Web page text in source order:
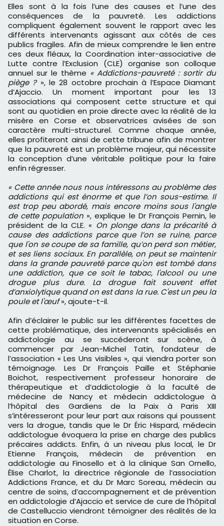
Elles sont à la fois l’une des causes et l’une des
conséquences de la pauvreté. Les addictions
compliquent également souvent le rapport avec les
différents intervenants agissant aux côtés de ces
publics fragiles. Afin de mieux comprendre le lien entre
ces deux fléaux, la Coordination inter-associative de
Lutte contre l’Exclusion (CLE) organise son colloque
annuel sur le thème « Addictions-pauvreté : sortir du
piège ?», le 28 octobre prochain à l’Espace Diamant
d’Ajaccio. Un moment important pour les 13
associations qui composent cette structure et qui
sont au quotidien en proie directe avec la réalité de la
misère en Corse et observatrices avisées de son
caractère multi-structurel. Comme chaque année,
elles profiteront ainsi de cette tribune afin de montrer
que la pauvreté est un problème majeur, qui nécessite
la conception d’une véritable politique pour la faire
enfin régresser.
« Cette année nous nous intéressons au problème des
addictions qui est énorme et que l’on sous-estime. Il
est trop peu abordé, mais encore moins sous l'angle
de cette population », explique le Dr François Pernin, le
président de la CLE. « On plonge dans la précarité à
cause des addictions parce que l’on se ruine, parce
que l'on se coupe de sa famille, qu’on perd son métier,
et ses liens sociaux. En parallèle, on peut se maintenir
dans la grande pauvreté parce qu'on est tombé dans
une addiction, que ce soit le tabac, l'alcool ou une
drogue plus dure. La drogue fait souvent effet
d’anxiolytique quand on est dans la rue. C'est un peu la
poule et l'œuf», ajoute-t-il.
Afin d’éclairer le public sur les différentes facettes de
cette problématique, des intervenants spécialisés en
addictologie au se succéderont sur scène, à
commencer par Jean-Michel Tatin, fondateur de
l’association « Les Uns visibles », qui viendra porter son
témoignage. Les Dr François Paille et Stéphanie
Boichot, respectivement professeur honoraire de
thérapeutique et d’addictologie à la faculté de
médecine de Nancy et médecin addictologue à
l’hôpital des Gardiens de la Paix à Paris XIII
s’intéresseront pour leur part aux raisons qui poussent
vers la drogue, tandis que le Dr Éric Hispard, médecin
addictologue évoquera la prise en charge des publics
précaires addicts. Enfin, à un niveau plus local, le Dr
Etienne François, médecin de prévention en
addictologie au Finosello et à la clinique San Ornello,
Élise Charlot, la directrice régionale de l’association
Addictions France, et du Dr Marc Soreau, médecin au
centre de soins, d’accompagnement et de prévention
en addictologie d’Ajaccio et service de cure de l’hôpital
de Castelluccio viendront témoigner des réalités de la
situation en Corse.